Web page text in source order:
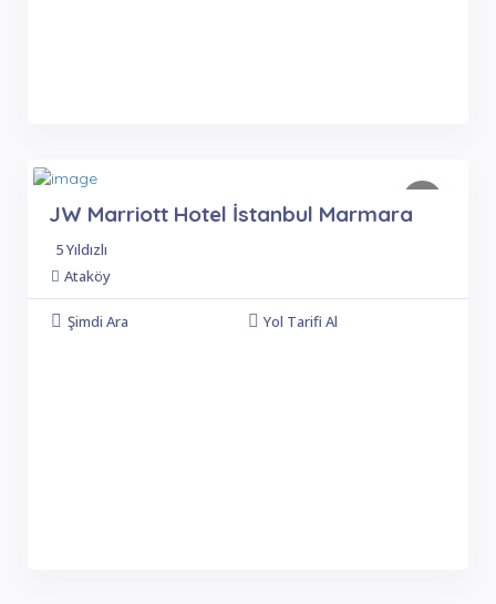
JW Marriott Hotel İstanbul Marmara
5 Yıldızlı
Ataköy
Şimdi Ara Yol Tarifi Al